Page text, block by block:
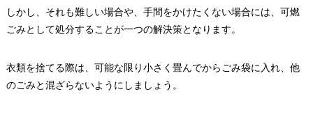
しかし、それも難しい場合や、手間をかけたくない場合には、可燃
ごみとして処分することが一つの解決策となります。
衣類を捨てる際は、可能な限り小さく畳んでからごみ袋に入れ、他
のごみと混ざらないようにしましょう。